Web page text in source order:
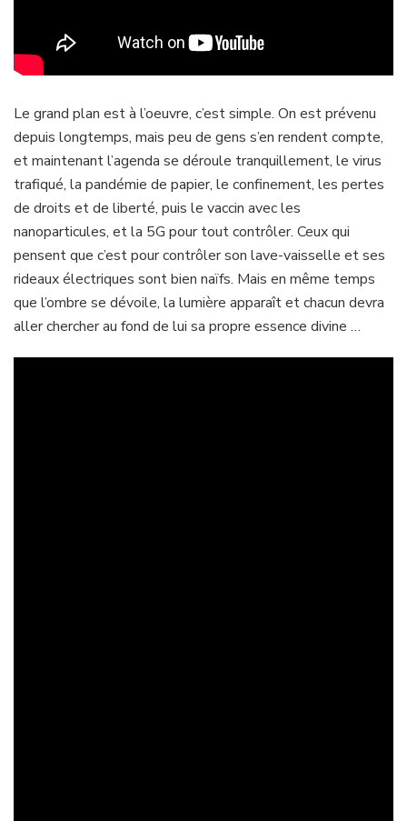
Le grand plan est à l’oeuvre, c’est simple. On est prévenu
depuis longtemps, mais peu de gens s’en rendent compte,
et maintenant l’agenda se déroule tranquillement, le virus
trafiqué, la pandémie de papier, le confinement, les pertes
de droits et de liberté, puis le vaccin avec les
nanoparticules, et la 5G pour tout contrôler. Ceux qui
pensent que c’est pour contrôler son lave-vaisselle et ses
rideaux électriques sont bien naïfs. Mais en même temps
que l’ombre se dévoile, la lumière apparaît et chacun devra
aller chercher au fond de lui sa propre essence divine …